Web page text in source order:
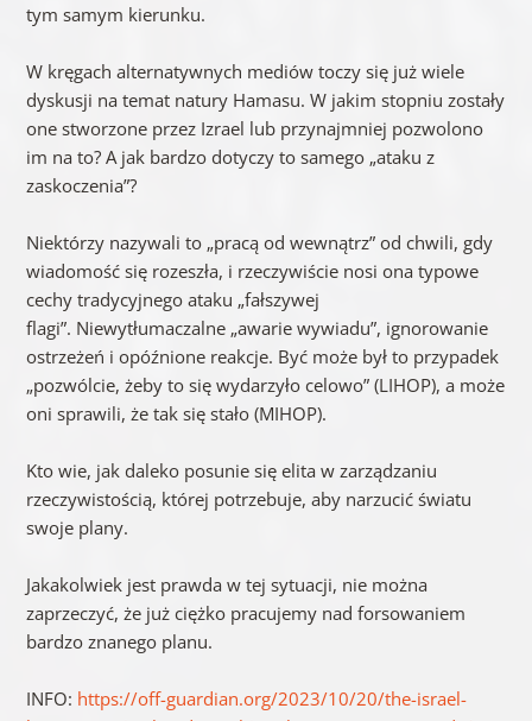
tym samym kierunku.
W kręgach alternatywnych mediów toczy się już wiele
dyskusji na temat natury Hamasu. W jakim stopniu zostały
one stworzone przez Izrael lub przynajmniej pozwolono
im na to? A jak bardzo dotyczy to samego „ataku z
zaskoczenia”?
Niektórzy nazywali to „pracą od wewnątrz” od chwili, gdy
wiadomość się rozeszła, i rzeczywiście nosi ona typowe
cechy tradycyjnego ataku „fałszywej
flagi”. Niewytłumaczalne „awarie wywiadu”, ignorowanie
ostrzeżeń i opóźnione reakcje. Być może był to przypadek
„pozwólcie, żeby to się wydarzyło celowo” (LIHOP), a może
oni sprawili, że tak się stało (MIHOP).
Kto wie, jak daleko posunie się elita w zarządzaniu
rzeczywistością, której potrzebuje, aby narzucić światu
swoje plany.
Jakakolwiek jest prawda w tej sytuacji, nie można
zaprzeczyć, że już ciężko pracujemy nad forsowaniem
bardzo znanego planu.
INFO: https://off-guardian.org/2023/10/20/the-israel-